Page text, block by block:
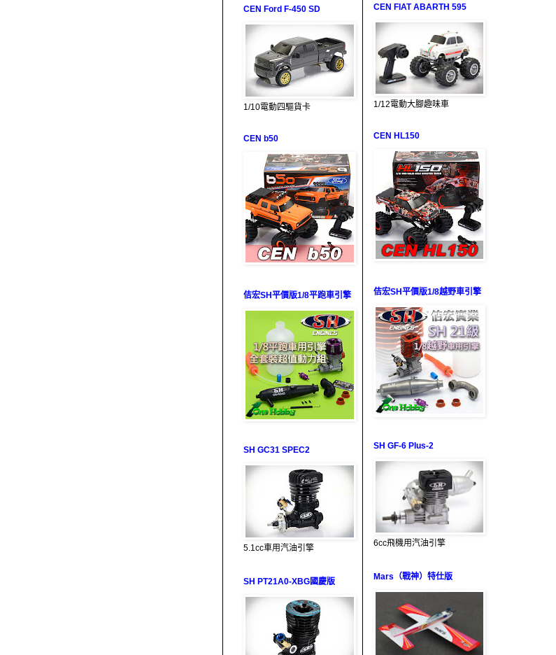
CEN Ford F-450 SD
1/10電動四驅貨卡
CEN b50
佶宏SH平價版1/8平跑車引擎
SH GC31 SPEC2
5.1cc車用汽油引擎
SH PT21A0-XBG國慶版
CEN FIAT ABARTH 595
1/12電動大腳趣味車
CEN HL150
佶宏SH平價版1/8越野車引擎
SH GF-6 Plus-2
6cc飛機用汽油引擎
Mars（戰神）特仕版